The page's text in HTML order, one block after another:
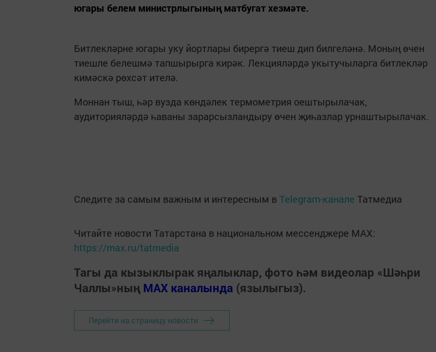
югары белем министрлыгының матбугат хезмәте.
Битлекләрне югары уку йортлары бирергә тиеш дип билгеләнә. Моның өчен
тиешле белешмә тапшырырга кирәк. Лекцияләрдә укытучыларга битлекләр
кимәскә рөхсәт ителә.
Моннан тыш, һәр вузда көндәлек термометрия оештырылачак,
аудиторияләрдә һаваны зарарсызландыру өчен җиһазлар урнаштырылачак.
Следите за самым важным и интересным в Telegram-канале Татмедиа
Читайте новости Татарстана в национальном мессенджере MАХ:
https://max.ru/tatmedia
Тагы да кызыклырак яңалыклар, фото һәм видеолар «Шәһри
Чаллы»ның MAX каналында (язылыгыз).
Перейти на страницу новости